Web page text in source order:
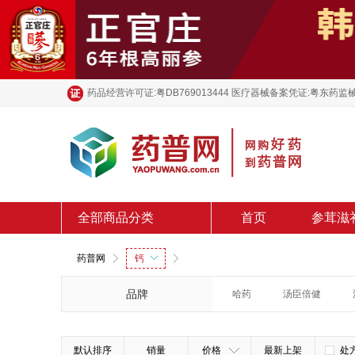
药品经营许可证:粤DB769013444 医疗器械备案凭证:粤东药监
全部商品分类 首页 参茸滋
药普网 钙
品牌 哈药 汤臣倍健
默认排序 销量 价格 最新上架 处